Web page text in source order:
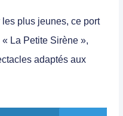
les plus jeunes, ce port
La Petite Sirène »,
adaptés aux